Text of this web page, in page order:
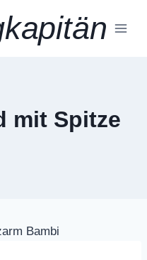
mit Spitze